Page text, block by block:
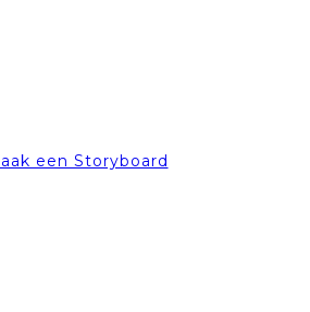
een Storyboard